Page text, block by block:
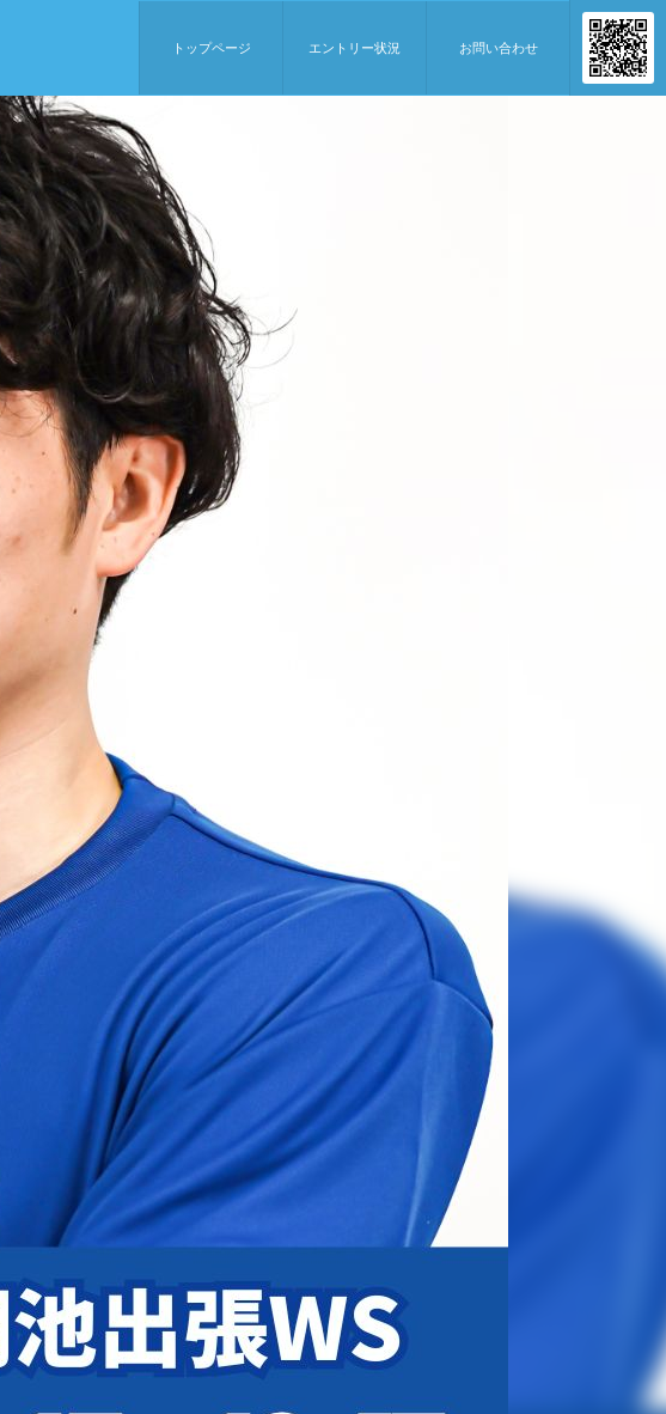
トップページ エントリー状況 お問い合わせ